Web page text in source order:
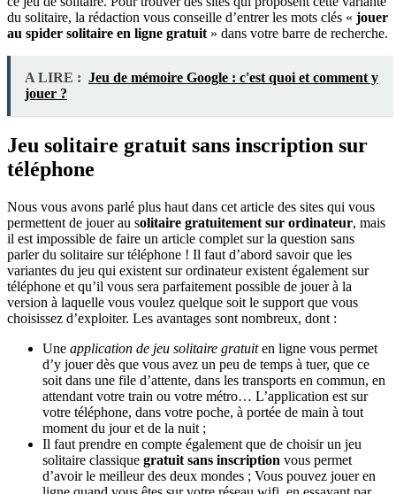
du solitaire, la rédaction vous conseille d’entrer les mots clés « jouer
au spider solitaire en ligne gratuit » dans votre barre de recherche.
A LIRE : Jeu de mémoire Google : c'est quoi et comment y
jouer ?
Jeu solitaire gratuit sans inscription sur
téléphone
Nous vous avons parlé plus haut dans cet article des sites qui vous
permettent de jouer au solitaire gratuitement sur ordinateur, mais
il est impossible de faire un article complet sur la question sans
parler du solitaire sur téléphone ! Il faut d’abord savoir que les
variantes du jeu qui existent sur ordinateur existent également sur
téléphone et qu’il vous sera parfaitement possible de jouer à la
version à laquelle vous voulez quelque soit le support que vous
choisissez d’exploiter. Les avantages sont nombreux, dont :
Une application de jeu solitaire gratuiten ligne vous permet
d’y jouer dès que vous avez un peu de temps à tuer, que ce
soit dans une file d’attente, dans les transports en commun, en
attendant votre train ou votre métro… L’application est sur
votre téléphone, dans votre poche, à portée de main à tout
moment du jour et de la nuit ;
Il faut prendre en compte également que de choisir un jeu
solitaire classique gratuit sans inscription vous permet
d’avoir le meilleur des deux mondes ; Vous pouvez jouer en